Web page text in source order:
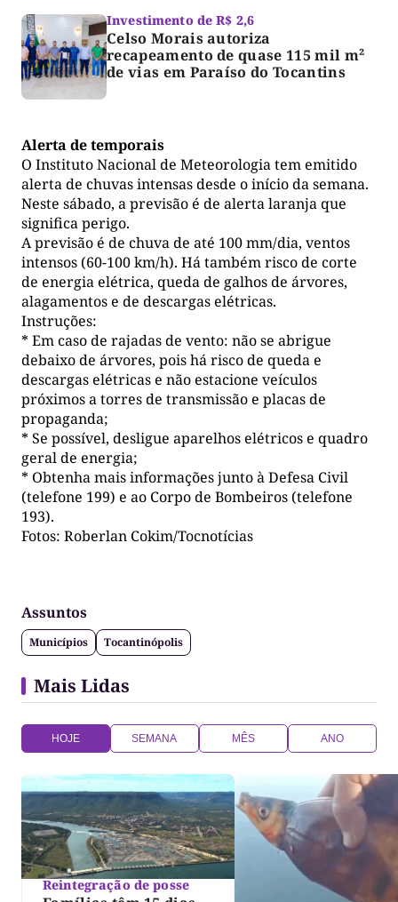
Investimento de R$ 2,6
Celso Morais autoriza
recapeamento de quase 115 mil m²
de vias em Paraíso do Tocantins
Alerta de temporais
O Instituto Nacional de Meteorologia tem emitido
alerta de chuvas intensas desde o início da semana.
Neste sábado, a previsão é de alerta laranja que
significa perigo.
A previsão é de chuva de até 100 mm/dia, ventos
intensos (60-100 km/h). Há também risco de corte
de energia elétrica, queda de galhos de árvores,
alagamentos e de descargas elétricas.
Instruções:
* Em caso de rajadas de vento: não se abrigue
debaixo de árvores, pois há risco de queda e
descargas elétricas e não estacione veículos
próximos a torres de transmissão e placas de
propaganda;
* Se possível, desligue aparelhos elétricos e quadro
geral de energia;
* Obtenha mais informações junto à Defesa Civil
(telefone 199) e ao Corpo de Bombeiros (telefone
193).
Fotos: Roberlan Cokim/Tocnotícias
Assuntos
Municípios Tocantinópolis
Mais Lidas
HOJE SEMANA MÊS ANO
Reintegração de posse